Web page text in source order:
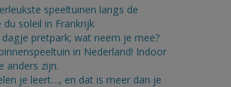
speeltuinen langs de
soleil in Frankrijk
pretpark; wat neem je mee?
in Nederland! Indoor
anders zijn.
je leert…, en dat is meer dan je